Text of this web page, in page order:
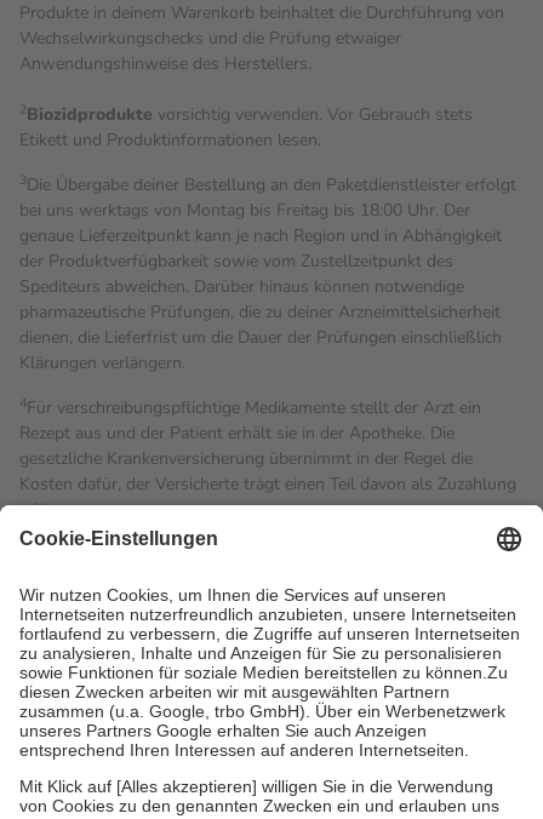
Produkte in deinem Warenkorb beinhaltet die Durchführung von
Wechselwirkungschecks und die Prüfung etwaiger
Anwendungshinweise des Herstellers.
2Biozidprodukte vorsichtig verwenden. Vor Gebrauch stets
Etikett und Produktinformationen lesen.
3Die Übergabe deiner Bestellung an den Paketdienstleister erfolgt
bei uns werktags von Montag bis Freitag bis 18:00 Uhr. Der
genaue Lieferzeitpunkt kann je nach Region und in Abhängigkeit
der Produktverfügbarkeit sowie vom Zustellzeitpunkt des
Spediteurs abweichen. Darüber hinaus können notwendige
pharmazeutische Prüfungen, die zu deiner Arzneimittelsicherheit
dienen, die Lieferfrist um die Dauer der Prüfungen einschließlich
Klärungen verlängern.
4Für verschreibungspflichtige Medikamente stellt der Arzt ein
Rezept aus und der Patient erhält sie in der Apotheke. Die
gesetzliche Krankenversicherung übernimmt in der Regel die
Kosten dafür, der Versicherte trägt einen Teil davon als Zuzahlung
mit.
Grundsätzlich leisten Mitglieder Zuzahlungen in Höhe von zehn
höchstens zehn Euro.
Es sind jedoch nie mehr als die
tatsächlichen Kosten der Leistung zu entrichten.
Diese Regeln gelten grundsätzlich auch für Online-Apotheken.
Bei Heilmitteln und häuslicher Krankenpflege beträgt die
Zuzahlung zehn Prozent der Kosten sowie zehn Euro je
Verordnung.
Um das Engagement der Versicherten für ihre eigene Gesundheit
zu stärken und die besondere Stellung der Familie zu unterstützen,
fallenkeine Zuzahlungenan bei: